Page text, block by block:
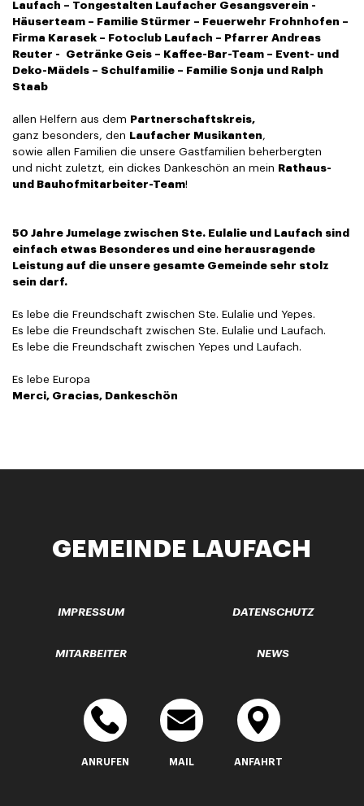
Laufach – Tongestalten Laufacher Gesangsverein -
Häuserteam – Familie Stürmer – Feuerwehr Frohnhofen –
Firma Karasek – Fotoclub Laufach – Pfarrer Andreas
Reuter - Getränke Geis – Kaffee-Bar-Team – Event- und
Deko-Mädels – Schulfamilie – Familie Sonja und Ralph
Staab
allen Helfern aus dem
Partnerschaftskreis,
ganz besonders, den
Laufacher Musikanten,
sowie allen Familien die unsere Gastfamilien beherbergten
und nicht zuletzt, ein dickes Dankeschön an mein
Rathaus-
und Bauhofmitarbeiter-Team!
50 Jahre Jumelage zwischen Ste. Eulalie und Laufach sind
einfach etwas Besonderes und eine herausragende
Leistung auf die unsere gesamte Gemeinde sehr stolz
sein darf.
Es lebe die Freundschaft zwischen Ste. Eulalie und Yepes.
Es lebe die Freundschaft zwischen Ste. Eulalie und Laufach.
Es lebe die Freundschaft zwischen Yepes und Laufach.
Es lebe Europa
Merci, Gracias, Dankeschön
GEMEINDE LAUFACH
IMPRESSUM DATENSCHUTZ
MITARBEITER NEWS
ANRUFEN MAIL ANFAHRT